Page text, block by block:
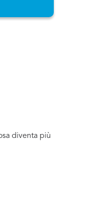
diventa più